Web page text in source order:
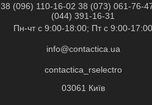
38 (096) 110-16-02 38 (073) 061-76-
(044) 391-16-31
Пн-чт c 9:00-18:00; Пт c 9:00-17:00
info@contactica.ua
contactica_rselectro
03061 Київ